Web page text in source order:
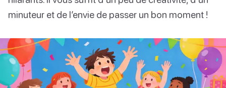
minuteur et de l’envie de passer un bon moment !